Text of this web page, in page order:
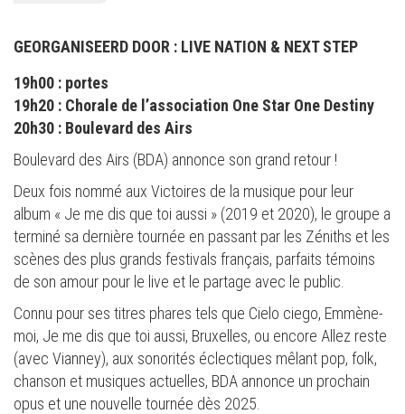
GEORGANISEERD DOOR : LIVE NATION & NEXT STEP
19h00 : portes
19h20 : Chorale de l’association One Star One Destiny
20h30 : Boulevard des Airs
Boulevard des Airs (BDA) annonce son grand retour !
Deux fois nommé aux Victoires de la musique pour leur
album « Je me dis que toi aussi » (2019 et 2020), le groupe a
terminé sa dernière tournée en passant par les Zéniths et les
scènes des plus grands festivals français, parfaits témoins
de son amour pour le live et le partage avec le public.
Connu pour ses titres phares tels que Cielo ciego, Emmène-
moi, Je me dis que toi aussi, Bruxelles, ou encore Allez reste
(avec Vianney), aux sonorités éclectiques mêlant pop, folk,
chanson et musiques actuelles, BDA annonce un prochain
opus et une nouvelle tournée dès 2025.